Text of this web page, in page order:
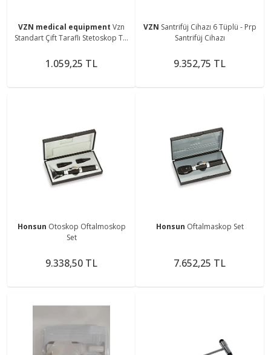
VZN medical equipment Vzn
Standart Çift Taraflı Stetoskop Ty-
1.059,25 TL
VZN Santrifüj Cihazı 6 Tüplü - Prp
Santrifüj Cihazı
9.352,75 TL
Honsun Otoskop Oftalmoskop
Set
9.338,50 TL
Honsun Oftalmaskop Set
7.652,25 TL